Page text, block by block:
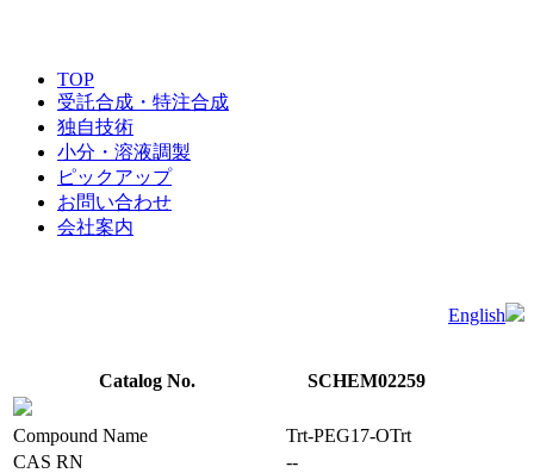
TOP
受託合成・特注合成
独自技術
小分・溶液調製
ピックアップ
お問い合わせ
会社案内
English
Catalog No. SCHEM02259
Compound Name
Trt-PEG17-OTrt
CAS RN
--